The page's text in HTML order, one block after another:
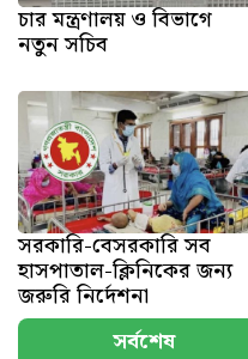
চার মন্ত্রণালয় ও বিভাগে
নতুন সচিব
সরকারি-বেসরকারি সব
হাসপাতাল-ক্লিনিকের জন্য
জরুরি নির্দেশনা
সর্বশেষ